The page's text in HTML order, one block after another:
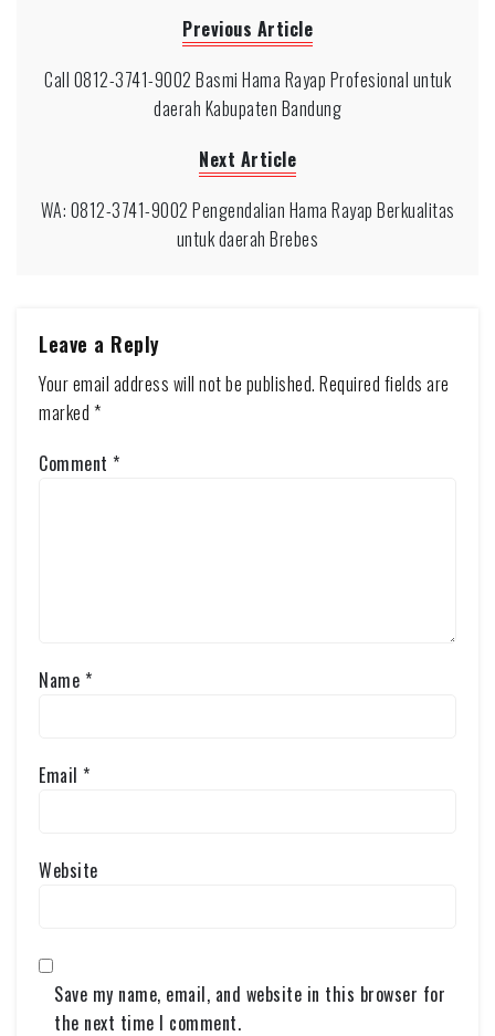
Previous Article
Call 0812-3741-9002 Basmi Hama Rayap Profesional untuk
daerah Kabupaten Bandung
Next Article
WA: 0812-3741-9002 Pengendalian Hama Rayap Berkualitas
untuk daerah Brebes
Leave a Reply
Your email address will not be published. Required fields are
marked *
Comment *
Name *
Email *
Website
Save my name, email, and website in this browser for
the next time I comment.